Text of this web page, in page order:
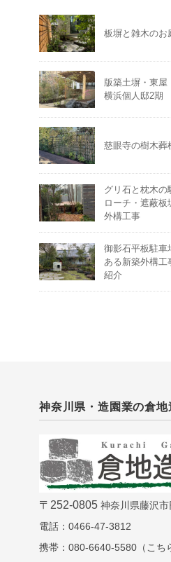
板塀と雑木のお
版築土塀・東
横浜個人邸2期
慈眼寺の樹木葬
グリ石と枕木の
ローチ・遮蔽
外構工事
御影石平板駐車
ある新築外構工
紹介
神奈川県・造園業の倉地
〒252-0805 神奈川県藤沢
電話：0466-47-3812
携帯：080-6640-5580（こち